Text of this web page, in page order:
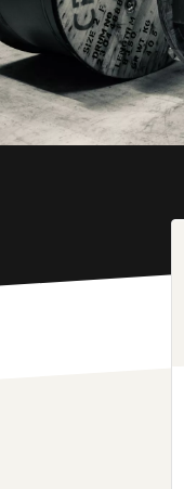
Coax
Coax kabels
Coax
Coax